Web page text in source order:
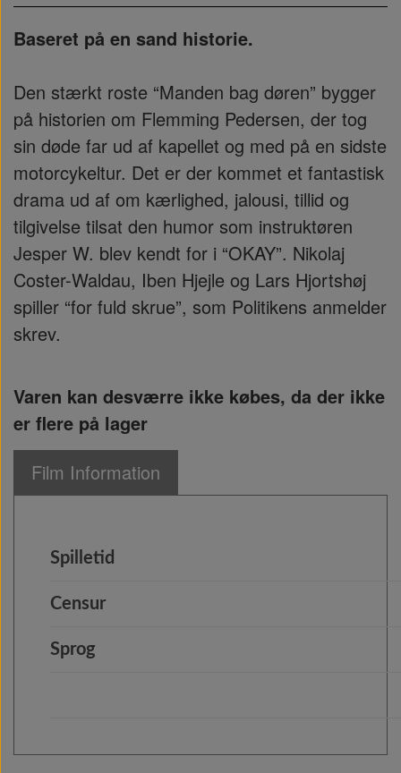
Baseret på en sand historie.
Den stærkt roste “Manden bag døren” bygger
på historien om Flemming Pedersen, der tog
sin døde far ud af kapellet og med på en sidste
motorcykeltur. Det er der kommet et fantastisk
drama ud af om kærlighed, jalousi, tillid og
tilgivelse tilsat den humor som instruktøren
Jesper W. blev kendt for i “OKAY”. Nikolaj
Coster-Waldau, Iben Hjejle og Lars Hjortshøj
spiller “for fuld skrue”, som Politikens anmelder
skrev.
Varen kan desværre ikke købes, da der ikke
er flere på lager
Film Information
Spilletid
Censur
Sprog